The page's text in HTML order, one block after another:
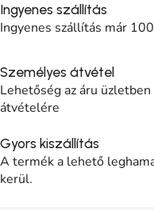
Ingyenes szállítás
Ingyenes szállítás már
Személyes átvétel
Lehetőség az áru
átvételére
Gyors kiszállítás
A termék a lehető
kerül.